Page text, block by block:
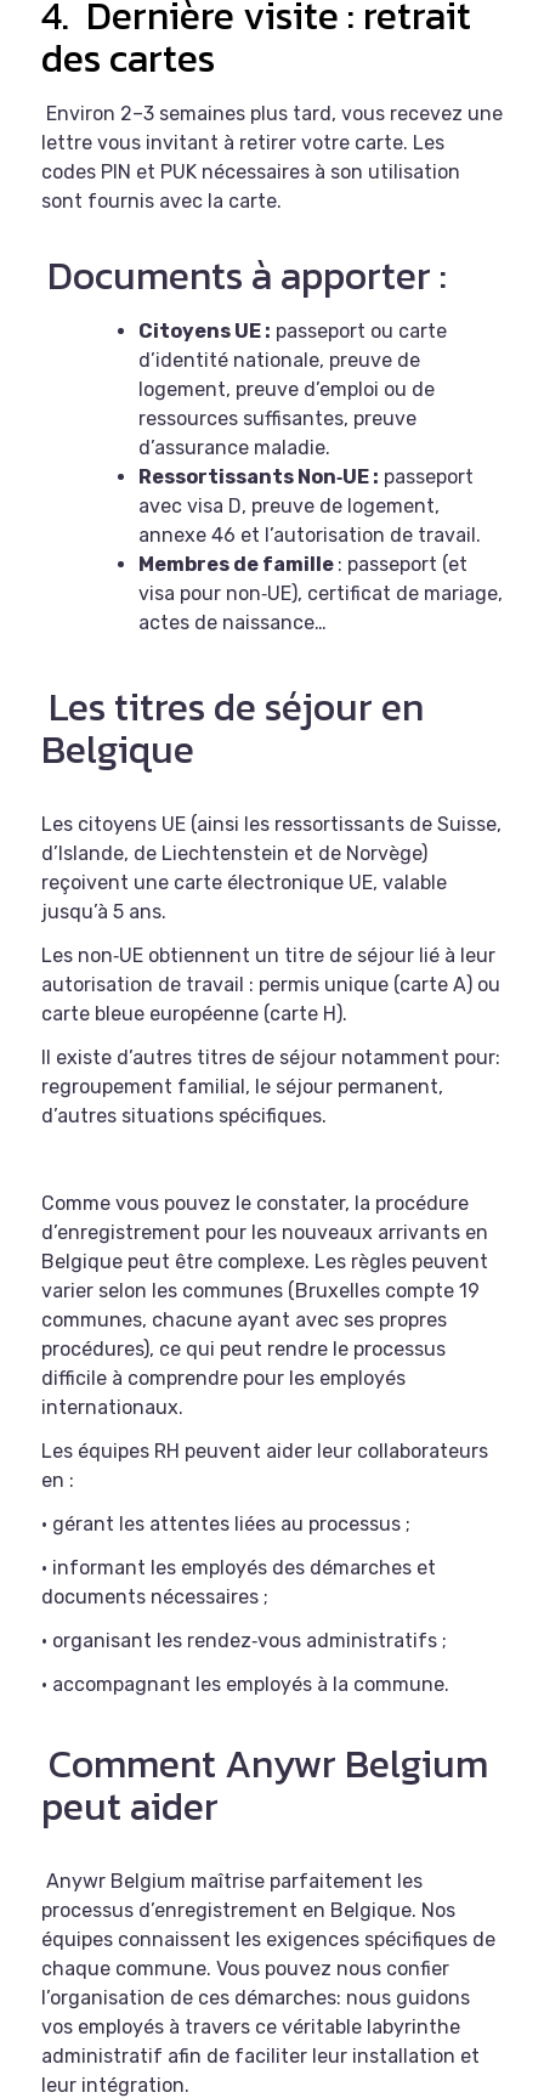
4. Dernière visite : retrait
des cartes
Environ 2–3 semaines plus tard, vous recevez une
lettre vous invitant à retirer votre carte. Les
codes PIN et PUK nécessaires à son utilisation
sont fournis avec la carte.
Documents à apporter :
Citoyens UE : passeport ou carte
d’identité nationale, preuve de
logement, preuve d’emploi ou de
ressources suffisantes, preuve
d’assurance maladie.
Ressortissants Non‑UE : passeport
avec visa D, preuve de logement,
annexe 46 et l’autorisation de travail.
Membres de famille : passeport (et
visa pour non‑UE), certificat de mariage,
actes de naissance…
Les titres de séjour en
Belgique
Les citoyens UE (ainsi les ressortissants de Suisse,
d’Islande, de Liechtenstein et de Norvège)
reçoivent une carte électronique UE, valable
jusqu’à 5 ans.
Les non‑UE obtiennent un titre de séjour lié à leur
autorisation de travail : permis unique (carte A) ou
carte bleue européenne (carte H).
Il existe d’autres titres de séjour notamment pour:
regroupement familial, le séjour permanent,
d’autres situations spécifiques.
Comme vous pouvez le constater, la procédure
d’enregistrement pour les nouveaux arrivants en
Belgique peut être complexe. Les règles peuvent
varier selon les communes (Bruxelles compte 19
communes, chacune ayant avec ses propres
procédures), ce qui peut rendre le processus
difficile à comprendre pour les employés
internationaux.
Les équipes RH peuvent aider leur collaborateurs
en :
• gérant les attentes liées au processus ;
• informant les employés des démarches et
documents nécessaires ;
• organisant les rendez‑vous administratifs ;
• accompagnant les employés à la commune.
Comment Anywr Belgium
peut aider
Anywr Belgium maîtrise parfaitement les
processus d’enregistrement en Belgique. Nos
équipes connaissent les exigences spécifiques de
chaque commune. Vous pouvez nous confier
l’organisation de ces démarches: nous guidons
vos employés à travers ce véritable labyrinthe
administratif afin de faciliter leur installation et
leur intégration.